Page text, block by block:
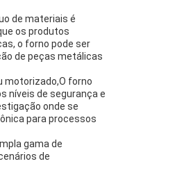
de materiais é
os produtos
o forno pode ser
de peças metálicas
motorizado,O forno
níveis de segurança e
onde se
para processos
gama de
de